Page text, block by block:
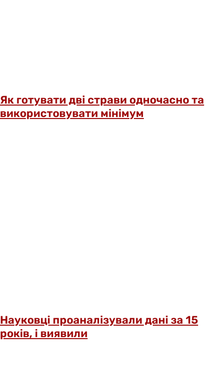
Як готувати дві страви одночасно та
використовувати мінімум
Науковці проаналізували дані за 15
років, і виявили